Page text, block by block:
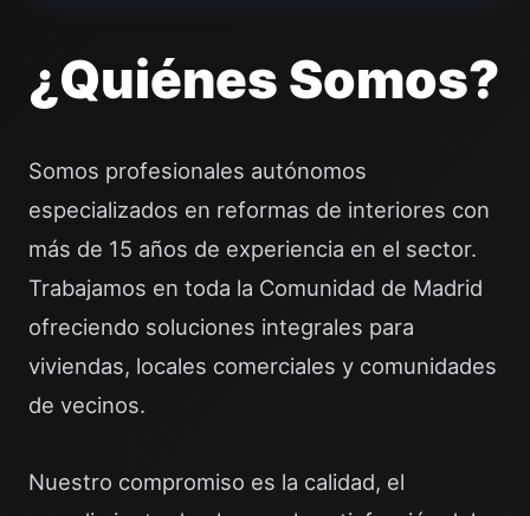
¿Quiénes Somos?
Somos profesionales autónomos
especializados en reformas de interiores con
más de 15 años de experiencia en el sector.
Trabajamos en toda la Comunidad de Madrid
ofreciendo soluciones integrales para
viviendas, locales comerciales y comunidades
de vecinos.
Nuestro compromiso es la calidad, el